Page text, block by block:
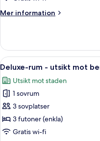
Mer information
Mer
Family,
Lake
View
Öppna
alla
foton
för
Deluxe-
rum
-
7
Deluxe-rum - utsikt mot
Utsikt mot staden
1 sovrum
3 sovplatser
3 futoner (enkla)
Gratis wi-fi